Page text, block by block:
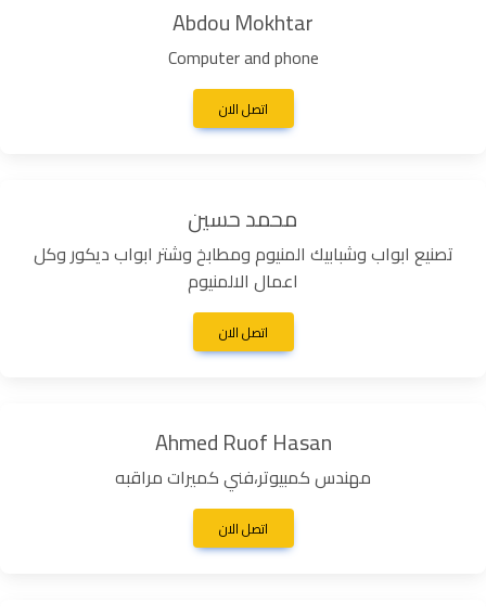
Abdou Mokhtar
Computer and phone
اتصل الان
محمد حسين
تصنيع ابواب وشبابيك المنيوم ومطابخ وشتر ابواب ديكور وكل
اعمال الالمنيوم
اتصل الان
Ahmed Ruof Hasan
مهندس كمبيوتر،فني كميرات مراقبه
اتصل الان